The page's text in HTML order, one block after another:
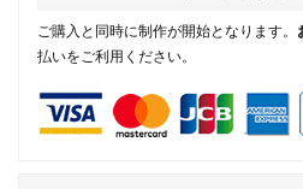
ご購入と同時に制作が開始となります。
払いをご利用ください。